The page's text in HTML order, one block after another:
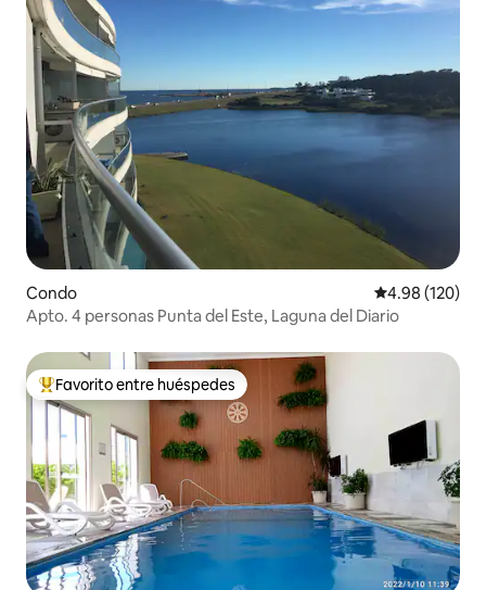
Condo Calificación
4.98 (120)
Apto. 4 personas Punta del Este, Laguna del Diario
Favorito entre huéspedes preferido
Favorito entre huéspedes